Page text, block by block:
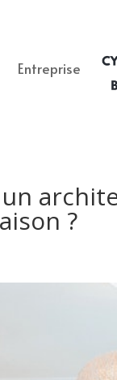
Entreprise
?